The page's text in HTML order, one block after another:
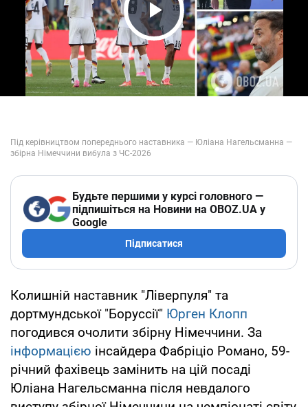
Play Video
Будьте першими у курсі головного —
підпишіться на Новини на OBOZ.UA у
Google
Підписатися
Колишній наставник "Ліверпуля" та
дортмундської "Боруссії" Юрген Клопп
погодився очолити збірну Німеччини. За
інформацією інсайдера Фабріціо Романо, 59-
річний фахівець замінить на цій посаді
Юліана Нагельсманна після невдалого